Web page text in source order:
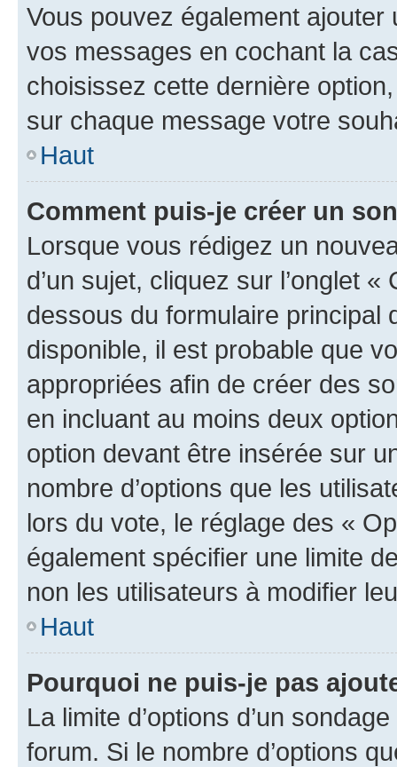
Vous pouvez également
vos messages en cochant la
choisissez cette dernière
sur chaque message votre
Haut
Comment puis-je créer un
Lorsque vous rédigez un
d’un sujet, cliquez sur l’onglet
dessous du formulaire principal
disponible, il est probable que
appropriées afin de créer des
en incluant au moins deux
option devant être insérée sur
nombre d’options que les
lors du vote, le réglage des «
également spécifier une limite
non les utilisateurs à modifier
Haut
Pourquoi ne puis-je pas
La limite d’options d’un
forum. Si le nombre d’options